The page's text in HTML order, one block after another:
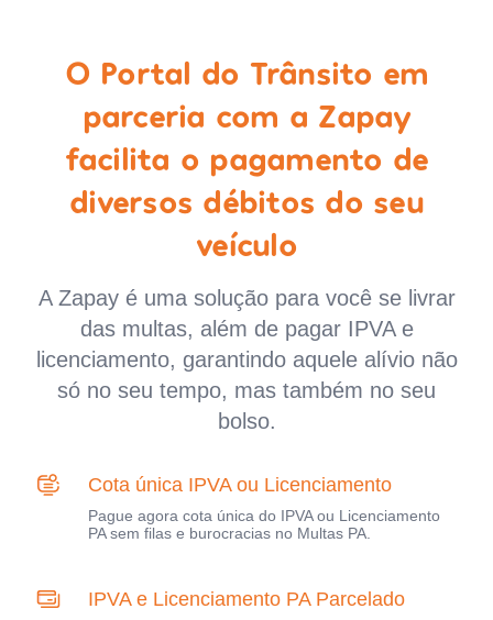
O Portal do Trânsito em
parceria com a Zapay
facilita o pagamento de
diversos débitos do seu
veículo
A Zapay é uma solução para você se livrar
das multas, além de pagar IPVA e
licenciamento, garantindo aquele alívio não
só no seu tempo, mas também no seu
bolso.
Cota única IPVA ou Licenciamento
Pague agora cota única do IPVA ou Licenciamento
PA sem filas e burocracias no Multas PA.
IPVA e Licenciamento PA Parcelado